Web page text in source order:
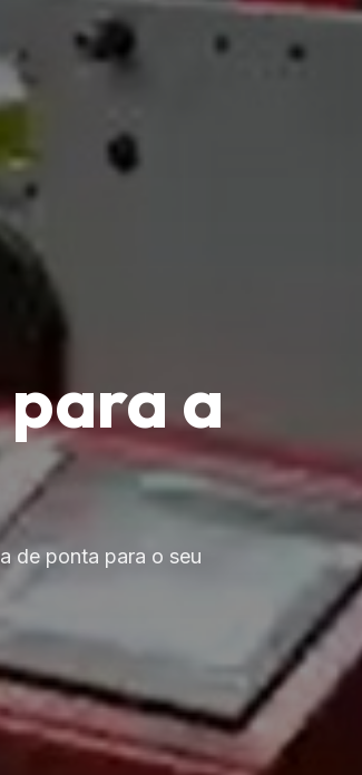
a
de ponta para o seu